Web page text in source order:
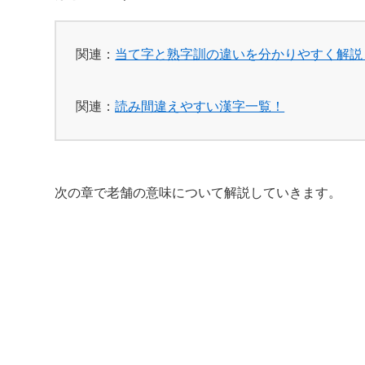
関連： 当て字と熟字訓の違いを分かりやすく解
関連：読み間違えやすい漢字一覧！
次の章で老舗の意味について解説していきます。